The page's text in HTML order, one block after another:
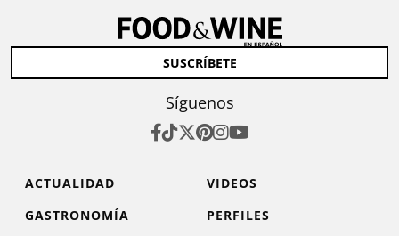
SUSCRÍBETE
Síguenos
ACTUALIDAD
VIDEOS
GASTRONOMÍA
PERFILES